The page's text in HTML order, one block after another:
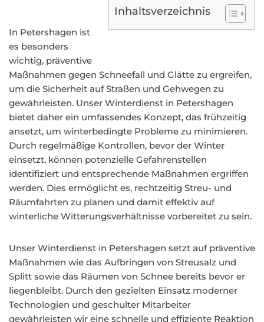
Inhaltsverzeichnis
In Petershagen ist
es besonders
wichtig, präventive
Maßnahmen gegen Schneefall und Glätte zu ergreifen,
um die Sicherheit auf Straßen und Gehwegen zu
gewährleisten. Unser Winterdienst in Petershagen
bietet daher ein umfassendes Konzept, das frühzeitig
ansetzt, um winterbedingte Probleme zu minimieren.
Durch regelmäßige Kontrollen, bevor der Winter
einsetzt, können potenzielle Gefahrenstellen
identifiziert und entsprechende Maßnahmen ergriffen
werden. Dies ermöglicht es, rechtzeitig Streu- und
Räumfahrten zu planen und damit effektiv auf
winterliche Witterungsverhältnisse vorbereitet zu sein.
Unser Winterdienst in Petershagen setzt auf präventive
Maßnahmen wie das Aufbringen von Streusalz und
Splitt sowie das Räumen von Schnee bereits bevor er
liegenbleibt. Durch den gezielten Einsatz moderner
Technologien und geschulter Mitarbeiter
gewährleisten wir eine schnelle und effiziente Reaktion